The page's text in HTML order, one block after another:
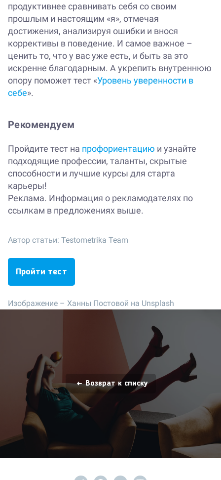
продуктивнее сравнивать себя со своим
прошлым и настоящим «я», отмечая
достижения, анализируя ошибки и внося
коррективы в поведение. И самое важное –
ценить то, что у вас уже есть, и быть за это
искренне благодарным. А укрепить внутреннюю
опору поможет тест «Уровень уверенности в
себе».
Рекомендуем
Пройдите тест на профориентацию и узнайте
подходящие профессии, таланты, скрытые
способности и лучшие курсы для старта
карьеры!
Реклама. Информация о рекламодателях по
ссылкам в предложениях выше.
Автор статьи: Testometrika Team
Пройти тест
Изображение – Ханны Постовой на Unsplash
Возврат к списку